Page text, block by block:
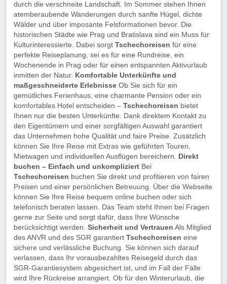
durch die verschneite Landschaft. Im Sommer stehen Ihnen
atemberaubende Wanderungen durch sanfte Hügel, dichte
Wälder und über imposante Felsformationen bevor. Die
historischen Städte wie Prag und Bratislava sind ein Muss für
Kulturinteressierte. Dabei sorgt Tschechoreisen für eine
perfekte Reiseplanung, sei es für eine Rundreise, ein
Wochenende in Prag oder für einen entspannten Aktivurlaub
inmitten der Natur. Komfortable Unterkünfte und
maßgeschneiderte Erlebnisse Ob Sie sich für ein
gemütliches Ferienhaus, eine charmante Pension oder ein
komfortables Hotel entscheiden – Tschechoreisen bietet
Ihnen nur die besten Unterkünfte. Dank direktem Kontakt zu
den Eigentümern und einer sorgfältigen Auswahl garantiert
das Unternehmen hohe Qualität und faire Preise. Zusätzlich
können Sie Ihre Reise mit Extras wie geführten Touren,
Mietwagen und individuellen Ausflügen bereichern. Direkt
buchen – Einfach und unkompliziert Bei
Tschechoreisen buchen Sie direkt und profitieren von fairen
Preisen und einer persönlichen Betreuung. Über die Webseite
können Sie Ihre Reise bequem online buchen oder sich
telefonisch beraten lassen. Das Team steht Ihnen bei Fragen
gerne zur Seite und sorgt dafür, dass Ihre Wünsche
berücksichtigt werden. Sicherheit und Vertrauen Als Mitglied
des ANVR und des SGR garantiert Tschechoreisen eine
sichere und verlässliche Buchung. Sie können sich darauf
verlassen, dass Ihr vorausbezahltes Reisegeld durch das
SGR-Garantiesystem abgesichert ist, und im Fall der Fälle
wird Ihre Rückreise arrangiert. Ob für den Winterurlaub, die